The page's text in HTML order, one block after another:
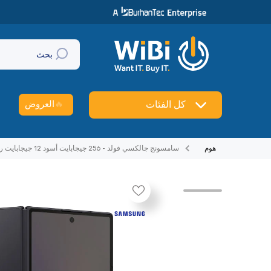
تخطي إلى المحتوى
بحث
كل الفئات 🔥 العروض
هوم سامسونج جالكسي فولد - 256 جيجابايت أسود 12 جيجابايت رام 5جي 8.0 بوصة QXGA+
تخطي إلى منتج معلومات